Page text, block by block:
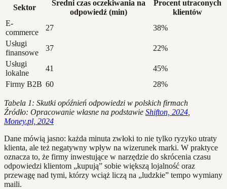
Sektor
Średni czas oczekiwania na
odpowiedź (min)
Procent utraconych
klientów
E-
commerce
27
38%
Usługi
finansowe
37
22%
Usługi
lokalne
41
45%
Firmy B2B 60 28%
Tabela 1: Skutki opóźnień odpowiedzi w polskich firmach
Źródło: Opracowanie własne na podstawie Shifton, 2024
Money.pl, 2024
Dane mówią jasno: każda minuta zwłoki to nie tylko ryzyko utraty
klienta, ale też negatywny wpływ na wizerunek marki. W praktyce
oznacza to, że firmy inwestujące w narzędzie do skrócenia czasu
odpowiedzi klientom „kupują” sobie większą lojalność oraz
przewagę nad tymi, którzy wciąż liczą na „ludzkie” tempo wymiany
maili.